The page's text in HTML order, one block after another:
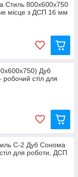
Стиль 800x600x750
місце з ДСП 16 мм
Дуб
стіл для
С-2 Дуб Сонома
для роботи, ДСП